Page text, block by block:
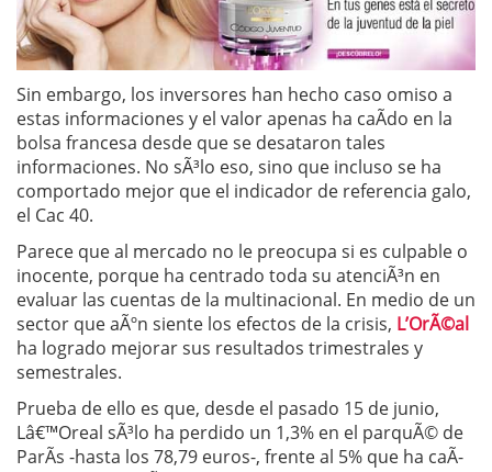
Sin embargo, los inversores han hecho caso omiso a
estas informaciones y el valor apenas ha caÃ­do en la
bolsa francesa desde que se desataron tales
informaciones. No sÃ³lo eso, sino que incluso se ha
comportado mejor que el indicador de referencia galo,
el Cac 40.
Parece que al mercado no le preocupa si es culpable o
inocente, porque ha centrado toda su atenciÃ³n en
evaluar las cuentas de la multinacional. En medio de un
sector que aÃºn siente los efectos de la crisis, L’OrÃ©al
ha logrado mejorar sus resultados trimestrales y
semestrales.
Prueba de ello es que, desde el pasado 15 de junio,
Lâ€™Oreal sÃ³lo ha perdido un 1,3% en el parquÃ© de
ParÃ­s -hasta los 78,79 euros-, frente al 5% que ha caÃ­